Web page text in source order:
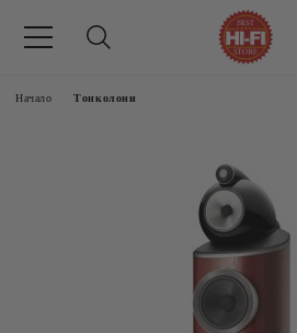
Начало Тонколони